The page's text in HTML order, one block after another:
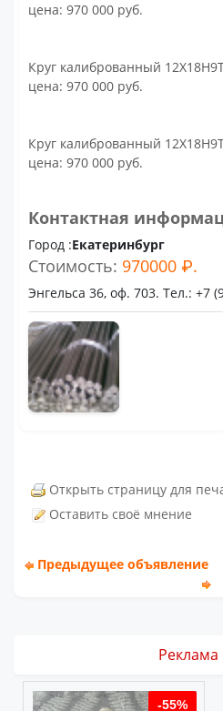
цена: 970 000 руб.
Круг калиброванный
цена: 970 000 руб.
Круг калиброванный
цена: 970 000 руб.
Контактная
Город :Екатеринбург
Стоимость: 970000 ₽.
Энгельса 36, оф. 703. Тел.: +7
Открыть страницу для
Оставить своё мнение
Предыдущее объявление
Реклама
-55%